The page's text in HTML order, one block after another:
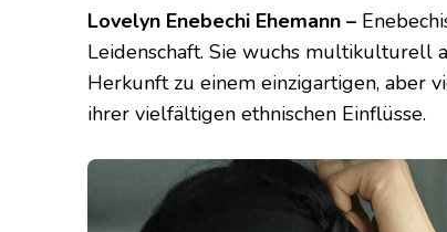
Lovelyn Enebechi Ehemann –
Leidenschaft. Sie wuchs multikulturell
Herkunft zu einem einzigartigen, aber
ihrer vielfältigen ethnischen Einflüsse.